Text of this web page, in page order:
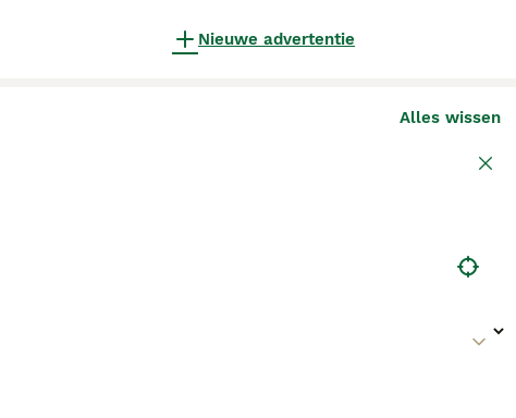
Nieuwe advertentie
Alles wissen